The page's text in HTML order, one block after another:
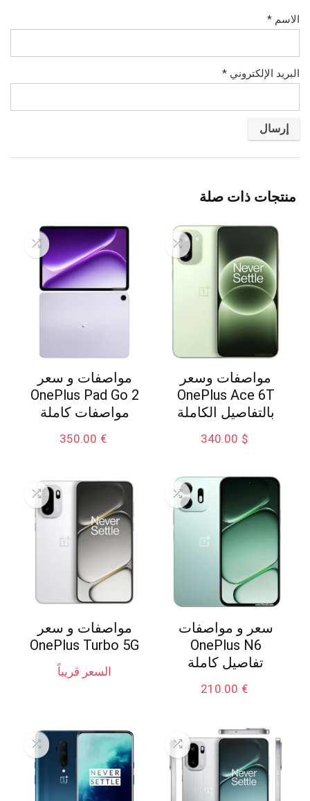
الاسم *
البريد الإلكتروني *
منتجات ذات صلة
مواصفات وسعر
OnePlus Ace 6T
بالتفاصيل الكاملة
$
340.00
مواصفات و سعر
OnePlus Pad Go 2
مواصفات كاملة
€
350.00
سعر و مواصفات
OnePlus N6
تفاصيل كاملة
€
210.00
مواصفات و سعر
OnePlus Turbo 5G
السعر قريباً